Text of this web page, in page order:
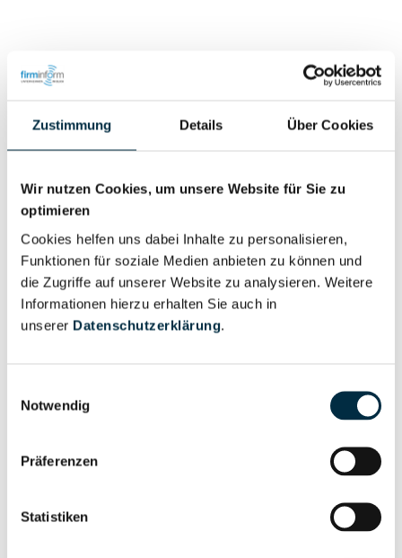
Zustimmung Details Über Cookies
Wir nutzen Cookies, um unsere Website für Sie zu
optimieren
Cookies helfen uns dabei Inhalte zu personalisieren,
Funktionen für soziale Medien anbieten zu können und
die Zugriffe auf unserer Website zu analysieren. Weitere
Informationen hierzu erhalten Sie auch in
unserer Datenschutzerklärung.
Notwendig
Präferenzen
Statistiken
Gesellschafterstruktur
Unternehmensprofil
Unternehmensnetzwerk
Vollständiges
Unternehmensprofil
Berechtigten Pfad
Unternehmensprofil
Risikoinformationen